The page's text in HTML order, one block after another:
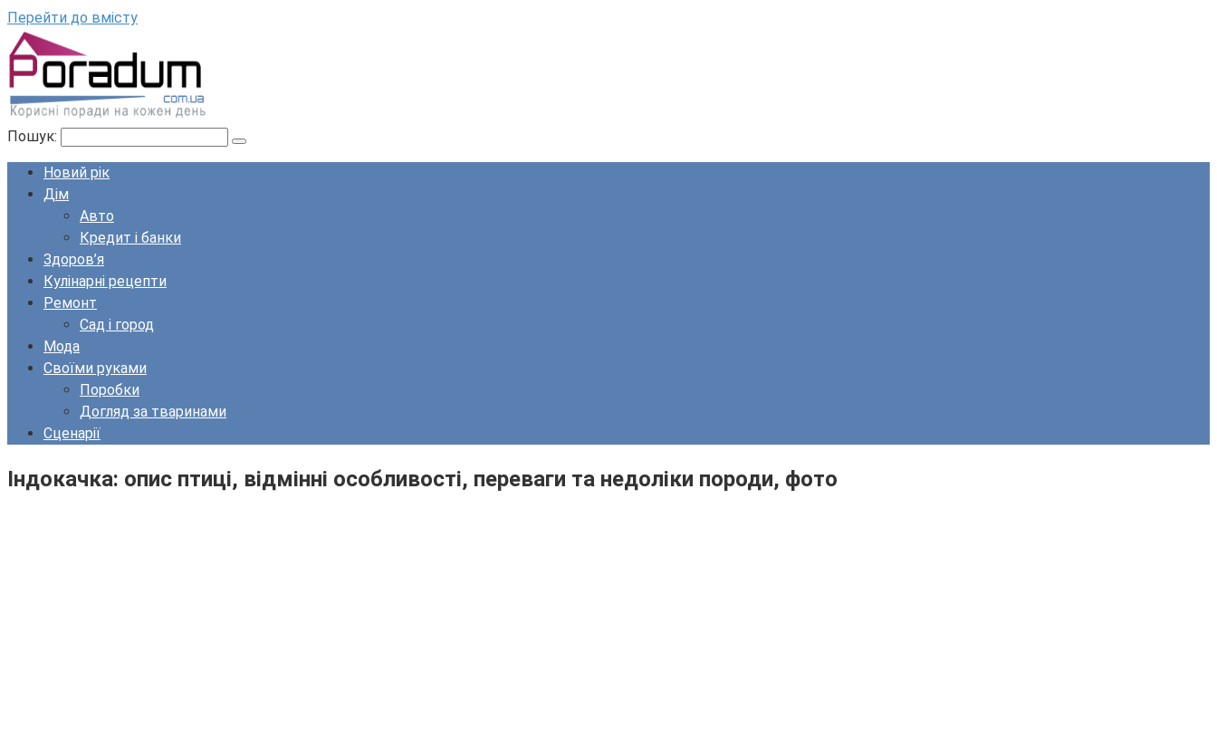
Перейти до вмісту
Пошук:
Новий рік
Дім
Авто
Кредит і банки
Здоров’я
Кулінарні рецепти
Ремонт
Сад і город
Мода
Своїми руками
Поробки
Догляд за тваринами
Сценарії
Індокачка: опис птиці, відмінні особливості, переваги та недоліки породи, фото